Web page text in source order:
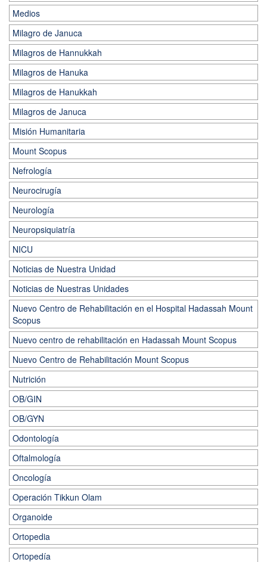
Medios
Milagro de Januca
Milagros de Hannukkah
Milagros de Hanuka
Milagros de Hanukkah
Milagros de Januca
Misión Humanitaria
Mount Scopus
Nefrología
Neurocirugía
Neurología
Neuropsiquiatría
NICU
Noticias de Nuestra Unidad
Noticias de Nuestras Unidades
Nuevo Centro de Rehabilitación en el Hospital Hadassah Mount
Scopus
Nuevo centro de rehabilitación en Hadassah Mount Scopus
Nuevo Centro de Rehabilitación Mount Scopus
Nutrición
OB/GIN
OB/GYN
Odontología
Oftalmología
Oncología
Operación Tikkun Olam
Organoide
Ortopedia
Ortopedía